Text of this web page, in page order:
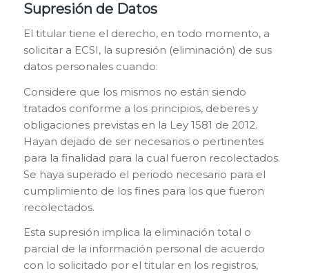
Supresión de Datos
El titular tiene el derecho, en todo momento, a
solicitar a ECSI, la supresión (eliminación) de sus
datos personales cuando:
Considere que los mismos no están siendo
tratados conforme a los principios, deberes y
obligaciones previstas en la Ley 1581 de 2012.
Hayan dejado de ser necesarios o pertinentes
para la finalidad para la cual fueron recolectados.
Se haya superado el periodo necesario para el
cumplimiento de los fines para los que fueron
recolectados.
Esta supresión implica la eliminación total o
parcial de la información personal de acuerdo
con lo solicitado por el titular en los registros,